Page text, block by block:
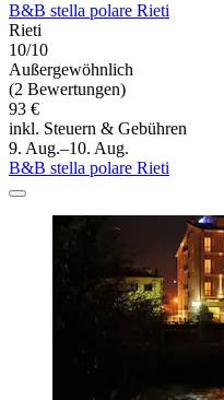
B&B stella polare Rieti
Rieti
10/10
Außergewöhnlich
(2 Bewertungen)
93 €
inkl. Steuern & Gebühren
9. Aug.–10. Aug.
B&B stella polare Rieti